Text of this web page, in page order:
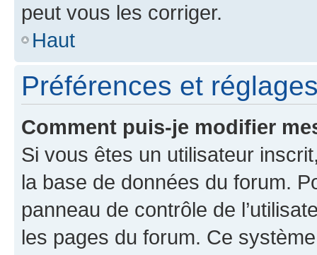
peut vous les corriger.
Haut
Préférences et
Comment puis-je modifier
Si vous êtes un utilisateur
la base de données du forum.
panneau de contrôle de
les pages du forum. Ce